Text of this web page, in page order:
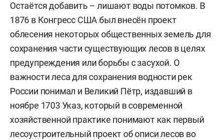
Остаётся добавить – лишают воды потомков. В
1876 в Конгресс США был внесён проект
облесения некоторых общественных земель для
сохранения части существующих лесов в целях
предупреждения или борьбы с засухой. О
важности леса для сохранения водности рек
России понимал и Великий Пётр, издавший в
ноябре 1703 Указ, который в современной
хозяйственной практике понимают как первый
лесоустроительный проект об описи лесов во